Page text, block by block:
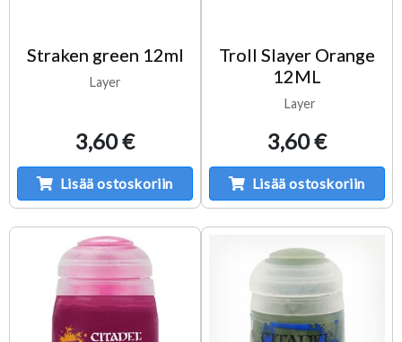
Straken green 12ml
Layer
3,60 €
Lisää ostoskoriin
Troll Slayer Orange
12ML
Layer
3,60 €
Lisää ostoskoriin